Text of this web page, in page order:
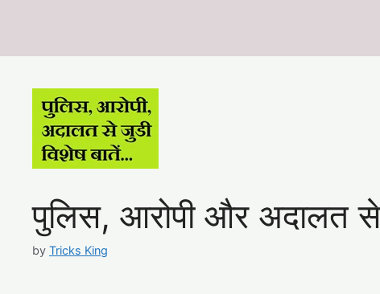
पुलिस, आरोपी और अदालत
by Tricks King